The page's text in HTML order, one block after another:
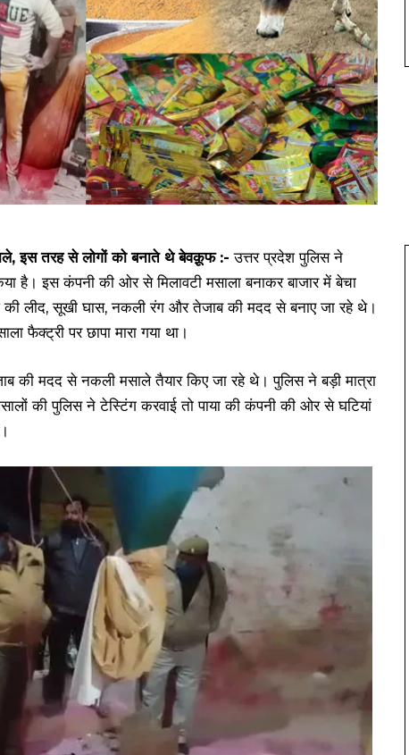
इस तरह से लोगों को बनाते थे बेवक़ूफ :-उत्तर प्रदेश पुलिस ने
है। इस कंपनी की ओर से मिलावटी मसाला बनाकर बाजार में बेचा
की लीद, सूखी घास, नकली रंग और तेजाब की मदद से बनाए जा रहे थे।
फैक्ट्री पर छापा मारा गया था।
की मदद से नकली मसाले तैयार किए जा रहे थे। पुलिस ने बड़ी मात्रा
की पुलिस ने टेस्टिंग करवाई तो पाया की कंपनी की ओर से घटियां